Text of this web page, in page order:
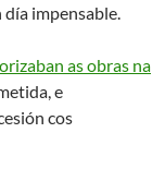
día impensable.
as obras na
e
cos